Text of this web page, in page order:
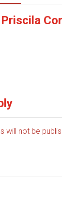
Priscila
will not be